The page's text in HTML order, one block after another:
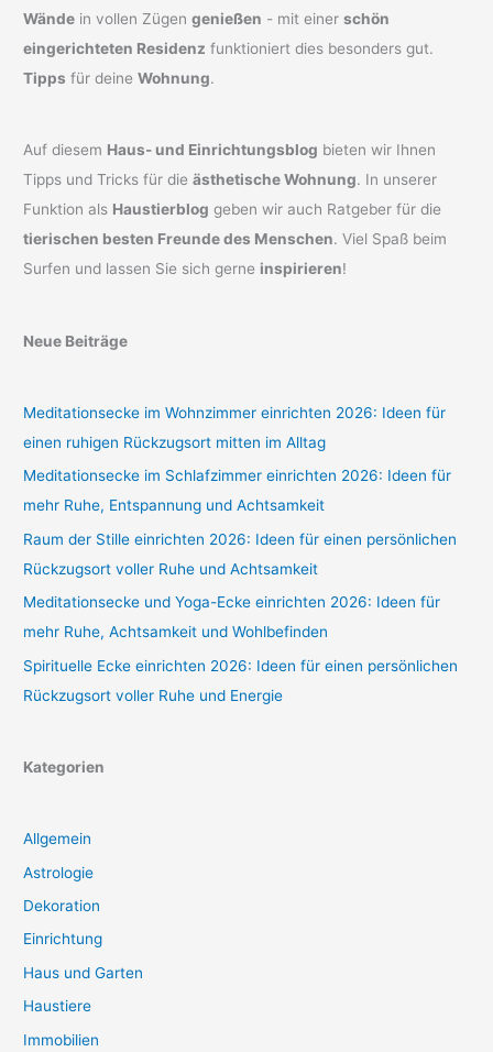
Wände in vollen Zügengenießen - mit einerschön
eingerichteten Residenz funktioniert dies besonders gut.
Tipps für deineWohnung.
Auf diesem Haus- und Einrichtungsblog bieten wir Ihnen
Tipps und Tricks für dieästhetische Wohnung. In unserer
Funktion als Haustierblog geben wir auch Ratgeber für die
tierischen besten Freunde des Menschen. Viel Spaß beim
Surfen und lassen Sie sich gerne inspirieren!
Neue Beiträge
Meditationsecke im Wohnzimmer einrichten 2026: Ideen für
einen ruhigen Rückzugsort mitten im Alltag
Meditationsecke im Schlafzimmer einrichten 2026: Ideen für
mehr Ruhe, Entspannung und Achtsamkeit
Raum der Stille einrichten 2026: Ideen für einen persönlichen
Rückzugsort voller Ruhe und Achtsamkeit
Meditationsecke und Yoga-Ecke einrichten 2026: Ideen für
mehr Ruhe, Achtsamkeit und Wohlbefinden
Spirituelle Ecke einrichten 2026: Ideen für einen persönlichen
Rückzugsort voller Ruhe und Energie
Kategorien
Allgemein
Astrologie
Dekoration
Einrichtung
Haus und Garten
Haustiere
Immobilien